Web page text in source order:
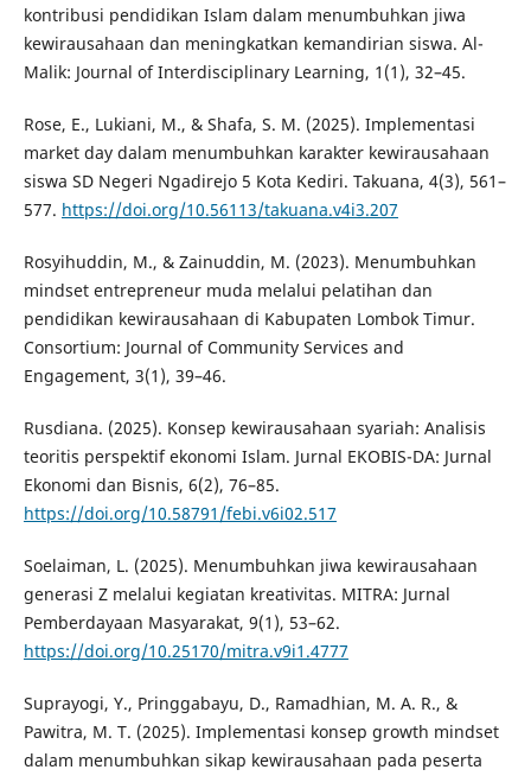
kontribusi pendidikan Islam dalam menumbuhkan jiwa
kewirausahaan dan meningkatkan kemandirian siswa. Al-
Malik: Journal of Interdisciplinary Learning, 1(1), 32–45.
Rose, E., Lukiani, M., & Shafa, S. M. (2025). Implementasi
market day dalam menumbuhkan karakter kewirausahaan
siswa SD Negeri Ngadirejo 5 Kota Kediri. Takuana, 4(3), 561–
577. https://doi.org/10.56113/takuana.v4i3.207
Rosyihuddin, M., & Zainuddin, M. (2023). Menumbuhkan
mindset entrepreneur muda melalui pelatihan dan
pendidikan kewirausahaan di Kabupaten Lombok Timur.
Consortium: Journal of Community Services and
Engagement, 3(1), 39–46.
Rusdiana. (2025). Konsep kewirausahaan syariah: Analisis
teoritis perspektif ekonomi Islam. Jurnal EKOBIS-DA: Jurnal
Ekonomi dan Bisnis, 6(2), 76–85.
https://doi.org/10.58791/febi.v6i02.517
Soelaiman, L. (2025). Menumbuhkan jiwa kewirausahaan
generasi Z melalui kegiatan kreativitas. MITRA: Jurnal
Pemberdayaan Masyarakat, 9(1), 53–62.
https://doi.org/10.25170/mitra.v9i1.4777
Suprayogi, Y., Pringgabayu, D., Ramadhian, M. A. R., &
Pawitra, M. T. (2025). Implementasi konsep growth mindset
dalam menumbuhkan sikap kewirausahaan pada peserta